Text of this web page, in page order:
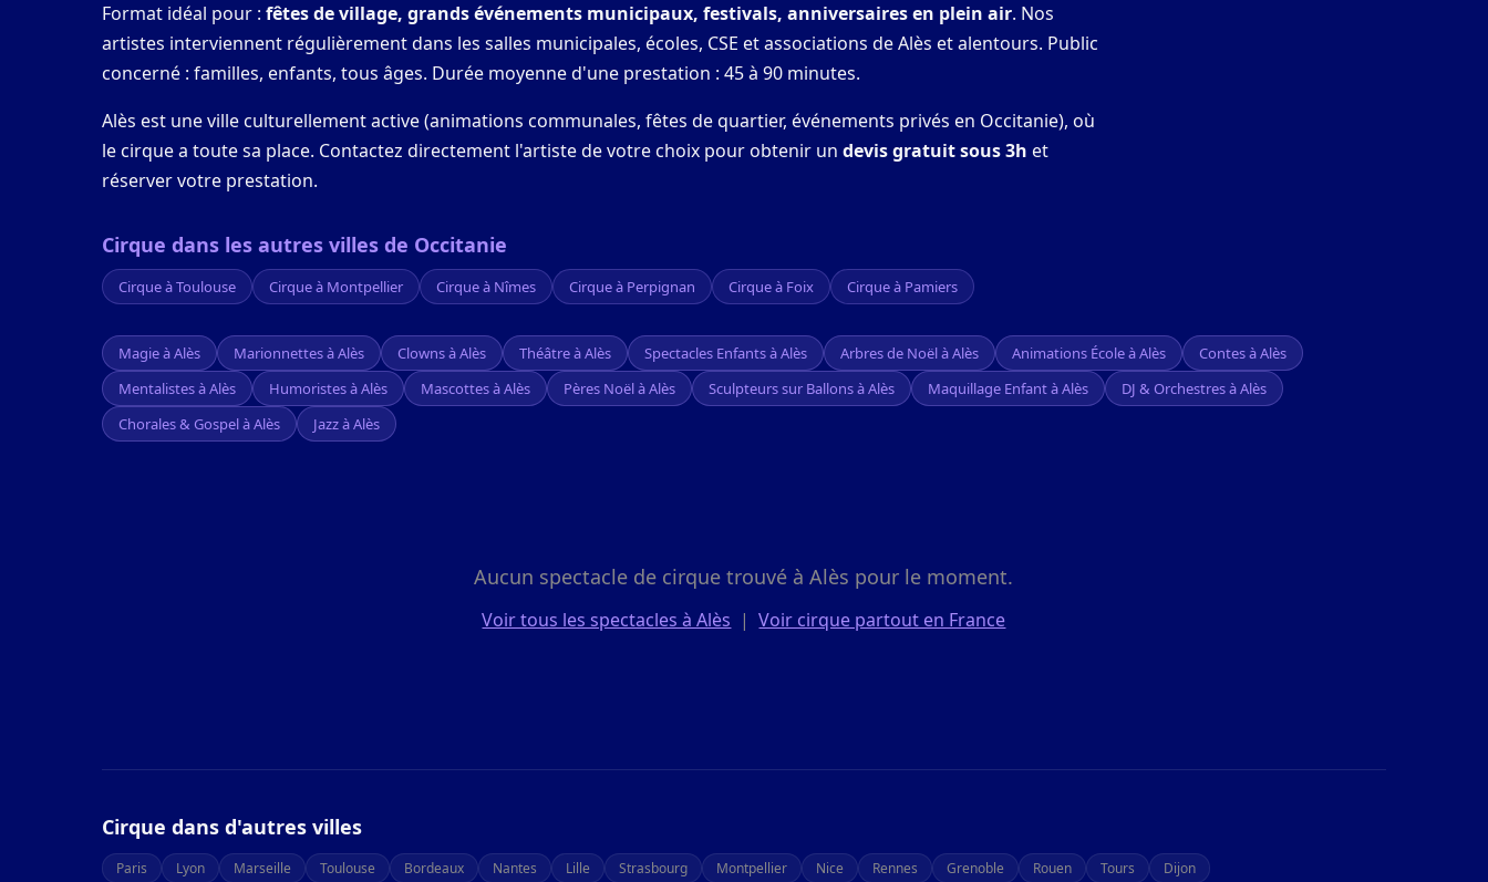
Format idéal pour : fêtes de village, grands événements municipaux, festivals, anniversaires en plein air. Nos
artistes interviennent régulièrement dans les salles municipales, écoles, CSE et associations de Alès et alentours. Public
concerné : familles, enfants, tous âges. Durée moyenne d'une prestation : 45 à 90 minutes.
Alès est une ville culturellement active (animations communales, fêtes de quartier, événements privés en Occitanie), où
le cirque a toute sa place. Contactez directement l'artiste de votre choix pour obtenir un devis gratuit sous 3h et
réserver votre prestation.
Cirque dans les autres villes de Occitanie
Cirque à Toulouse Cirque à Montpellier Cirque à Nîmes Cirque à Perpignan Cirque à Foix Cirque à Pamiers
Magie à Alès Marionnettes à Alès Clowns à Alès Théâtre à Alès Spectacles Enfants à Alès Arbres de Noël à Alès Animations École à Alès
Contes à Alès
Mentalistes à Alès
Humoristes à Alès Mascottes à Alès Pères Noël à Alès Sculpteurs sur Ballons à Alès Maquillage Enfant à Alès
DJ & Orchestres à Alès
Chorales & Gospel à Alès
Jazz à Alès
Aucun spectacle de cirque trouvé à Alès pour le moment.
Voir tous les spectacles à Alès |Voir cirque partout en France
Cirque dans d'autres villes
Paris Lyon Marseille Toulouse Bordeaux Nantes Lille Strasbourg Montpellier Nice Rennes Grenoble Rouen Tours Dijon